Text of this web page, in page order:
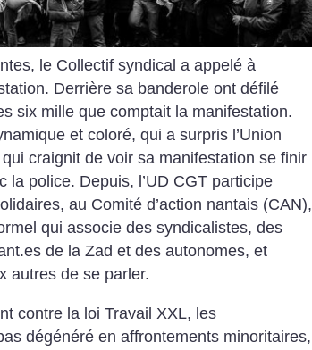
le Collectif syndical a appelé à
Derrière sa banderole ont défilé
six mille que comptait la manifestation.
et coloré, qui a surpris l’Union
craignit de voir sa manifestation se finir
la police. Depuis, l’UD CGT participe
au Comité d’action nantais (CAN),
qui associe des syndicalistes, des
de la Zad et des autonomes, et
autres de se parler.
contre la loi Travail XXL, les
dégénéré en affrontements minoritaires,